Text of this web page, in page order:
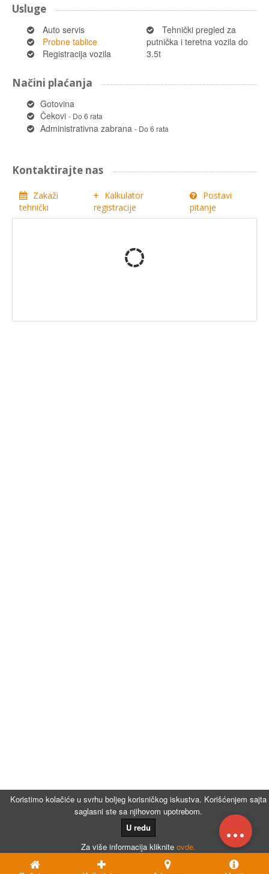
Koristimo kolačiće u svrhu boljeg korisničkog iskustva. Korišćenjem sajta
saglasni ste sa njihovom upotrebom.
U redu
Za više informacija kliknite ovde.
Usluge
Auto servis
Probne tablice
Registracija vozila
Tehnički pregled za
putnička i teretna vozila do
3.5t
Načini plaćanja
Gotovina
Čekovi - Do 6 rata
Administrativna zabrana - Do 6 rata
Kontaktirajte nas
Zakaži
tehnički
Kalkulator
registracije
Postavi
pitanje
...